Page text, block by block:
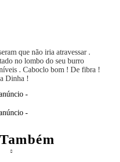
que não iria atravessar .
no lombo do seu burro
. Caboclo bom ! De fibra !
Dinha !
-
-